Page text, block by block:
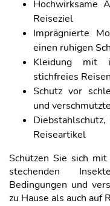
Hochwirksame
Reiseziel
Imprägnierte
einen ruhigen
Kleidung mit
stichfreies Reisen
Schutz vor
und
Reiseartikel
Schützen Sie sich
stechenden
Bedingungen und
zu Hause als auch auf